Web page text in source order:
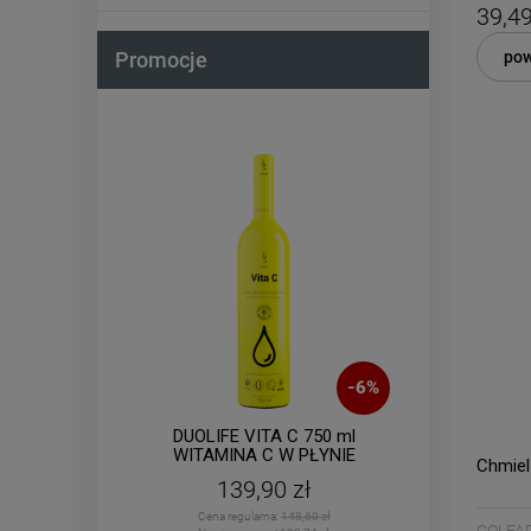
Promocje
-6%
DUOLIFE VITA C 750 ml
WITAMINA C W PŁYNIE
139,90 zł
Cena regularna: 148,60 zł